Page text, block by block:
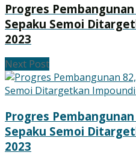
Progres
Sepaku Semoi
2023
Next Post
Progres
Sepaku Semoi
2023